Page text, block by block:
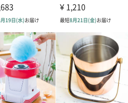
コットン巾着 【誕生
日】（スモーキーピン
コットン巾着
とう】 L（600